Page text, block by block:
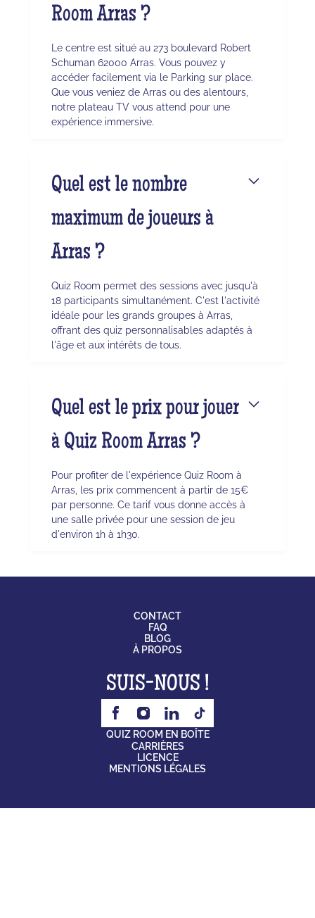
Room Arras ?
Le centre est situé au 273 boulevard Robert
Schuman 62000 Arras. Vous pouvez y
accéder facilement via le Parking sur place.
Que vous veniez de Arras ou des alentours,
notre plateau TV vous attend pour une
expérience immersive.
Quel est le nombre
maximum de joueurs à
Arras ?
Quiz Room permet des sessions avec jusqu'à
18 participants simultanément. C'est l'activité
idéale pour les grands groupes à Arras,
offrant des quiz personnalisables adaptés à
l'âge et aux intérêts de tous.
Quel est le prix pour jouer
à Quiz Room Arras ?
Pour profiter de l'expérience Quiz Room à
Arras, les prix commencent à partir de 15€
par personne. Ce tarif vous donne accès à
une salle privée pour une session de jeu
d'environ 1h à 1h30.
CONTACT
FAQ
BLOG
À PROPOS
SUIS-NOUS !
QUIZ ROOM EN BOÎTE
CARRIÈRES
LICENCE
MENTIONS LÉGALES